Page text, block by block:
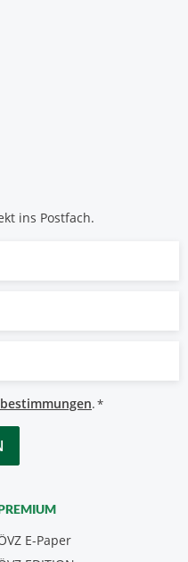
ins Postfach.
.*
E-Paper